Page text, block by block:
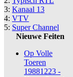
3: Kanaal 13
4: VTV
5: Super Channel
Nieuwe Feiten
Op Volle
Toeren
19881223 -